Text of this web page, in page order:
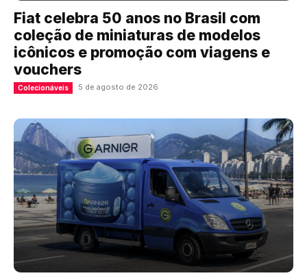
Fiat celebra 50 anos no Brasil com
coleção de miniaturas de modelos
icônicos e promoção com viagens e
vouchers
Colecionáveis 5 de agosto de 2026